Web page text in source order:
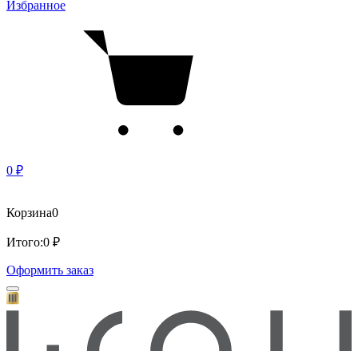
Избранное
0 ₽
Корзина0
Итого:0 ₽
Оформить заказ